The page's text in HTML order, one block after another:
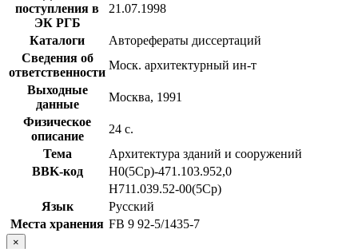
поступления в
ЭК РГБ
21.07.1998
Каталоги
Авторефераты диссертаций
Сведения об
ответственности
Моск. архитектурный ин-т
Выходные
данные
Москва, 1991
Физическое
описание
24 с.
Тема
Архитектура зданий и сооружений
BBK-код
Н0(5Ср)-471.103.952,0
Н711.039.52-00(5Ср)
Язык
Русский
Места хранения FB 9 92-5/1435-7
×